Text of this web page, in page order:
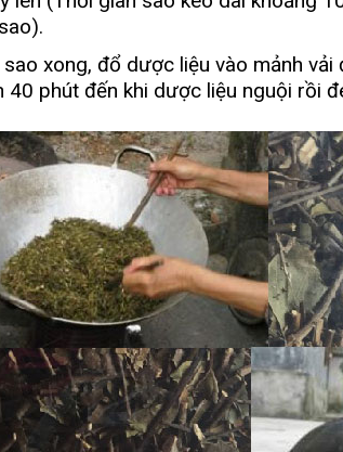
sao xong, đổ dược liệu vào mảnh
40 phút đến khi dược liệu nguội rồi